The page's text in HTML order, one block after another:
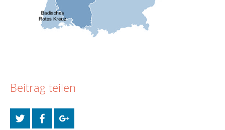
Beitrag teilen